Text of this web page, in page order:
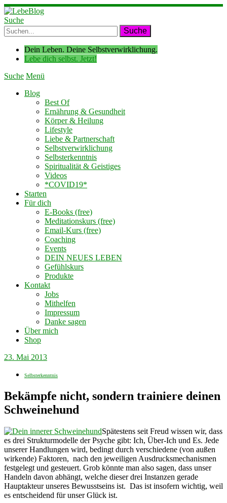
Suche
Dein Leben. Deine Selbstverwirklichung.
Lebe dich selbst. Jetzt!
Suche Menü
Blog
Best Of
Ernährung & Gesundheit
Körper & Heilung
Lifestyle
Liebe & Partnerschaft
Selbstverwirklichung
Selbsterkenntnis
Spiritualität & Geistiges
Videos
*COVID19*
Starten
Für dich
E-Books (free)
Meditationskurs (free)
Email-Kurs (free)
Coaching
Events
DEIN NEUES LEBEN
Gefühlskurs
Produkte
Kontakt
Jobs
Mithelfen
Impressum
Danke sagen
Über mich
Shop
23. Mai 2013
Selbsterkenntnis
Bekämpfe nicht, sondern trainiere deinen
Schweinehund
Spätestens seit Freud wissen wir, dass
es drei Strukturmodelle der Psyche gibt: Ich, Über-Ich und Es. Jede
unserer Handlungen wird, bedingt durch verschiedene (von außen
wirkende) Faktoren, nach den jeweiligen Ausdrucksmechanismen
festgelegt und gesteuert. Grob könnte man also sagen, dass unser
Handeln davon abhängt, welche dieser drei Instanzen gerade
Hauptakteur unseres Bewusstseins ist. Das ist insofern wichtig, weil
es entscheidend für unser Glück ist.